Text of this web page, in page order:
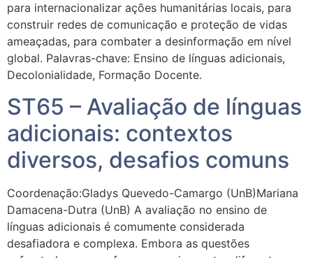
para internacionalizar ações humanitárias locais, para
construir redes de comunicação e proteção de vidas
ameaçadas, para combater a desinformação em nível
global. Palavras-chave: Ensino de línguas adicionais,
Decolonialidade, Formação Docente.
ST65 – Avaliação de línguas
adicionais: contextos
diversos, desafios comuns
Coordenação:Gladys Quevedo-Camargo (UnB)Mariana
Damacena-Dutra (UnB) A avaliação no ensino de
línguas adicionais é comumente considerada
desafiadora e complexa. Embora as questões